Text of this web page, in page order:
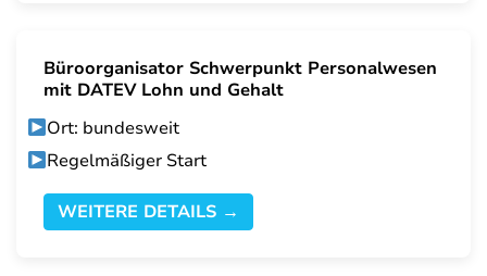
Büroorganisator Schwerpunkt Personalwesen
mit DATEV Lohn und Gehalt
Ort: bundesweit
Regelmäßiger Start
WEITERE DETAILS →